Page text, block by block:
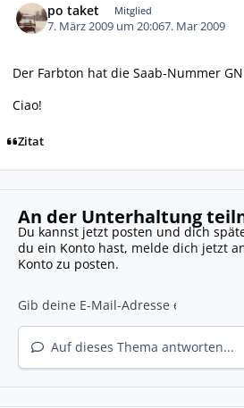
po taket Mitglied
7. März 2009 um 20:067. Mar 2009
Der Farbton hat die Saab-Nummer
Ciao!
Zitat
An der Unterhaltung
Du kannst jetzt posten und dich
du ein Konto hast, melde dich jetzt
Konto zu posten.
Auf dieses Thema antworten...